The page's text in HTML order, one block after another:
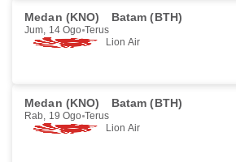
Medan (KNO) Batam (BTH)
Jum, 14 Ogo Terus
Lion Air
Medan (KNO) Batam (BTH)
Rab, 19 Ogo Terus
Lion Air